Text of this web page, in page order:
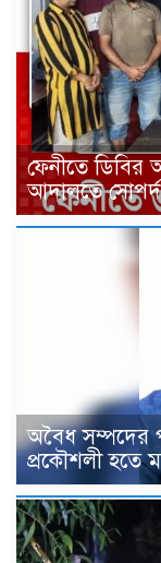
ফেনীতে ডিবির
আদালতে সোপর্দ
‎অবৈধ সম্পদের
প্রকৌশলী হতে